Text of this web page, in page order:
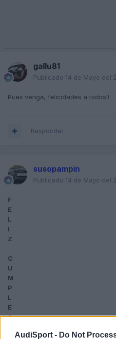
AudiSport - Do Not
gallu81
Publicado 14 de Mayo del
Pues venga, felicidades a todos!!
Responder
susopampin
Publicado 14 de Mayo del
F
E
L
I
Z
C
U
M
P
L
E
A